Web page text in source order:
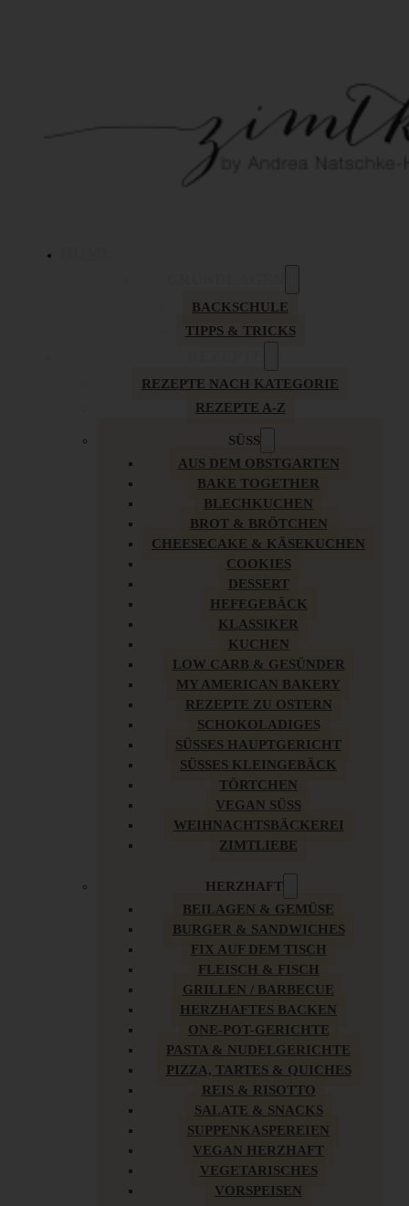
BACKSCHULE
TIPPS & TRICKS
REZEPTE NACH KATEGORIE
REZEPTE A-Z
SÜSS
AUS DEM OBSTGARTEN
BAKE TOGETHER
BLECHKUCHEN
BROT & BRÖTCHEN
CHEESECAKE & KÄSEKUCHEN
COOKIES
DESSERT
HEFEGEBÄCK
KLASSIKER
KUCHEN
LOW CARB & GESÜNDER
MY AMERICAN BAKERY
REZEPTE ZU OSTERN
SCHOKOLADIGES
SÜSSES HAUPTGERICHT
SÜSSES KLEINGEBÄCK
TÖRTCHEN
VEGAN SÜSS
WEIHNACHTSBÄCKEREI
ZIMTLIEBE
HERZHAFT
BEILAGEN & GEMÜSE
BURGER & SANDWICHES
FIX AUF DEM TISCH
FLEISCH & FISCH
GRILLEN / BARBECUE
HERZHAFTES BACKEN
ONE-POT-GERICHTE
PASTA & NUDELGERICHTE
PIZZA, TARTES & QUICHES
REIS & RISOTTO
SALATE & SNACKS
SUPPENKASPEREIEN
VEGAN HERZHAFT
VEGETARISCHES
VORSPEISEN